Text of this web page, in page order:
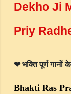
Dekho Ji
Priy
❤ भक्तिपूर्णगानोंके
Bhakti Ras